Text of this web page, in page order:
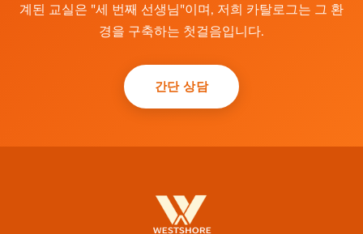
계된 교실은 "세 번째 선생님"이며, 저희 카탈로그는 그 환
경을 구축하는 첫걸음입니다.
간단 상담